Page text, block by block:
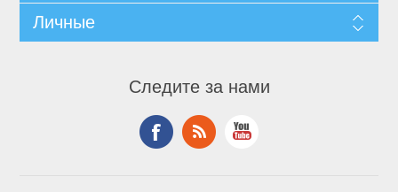
Личные
Следите за нами